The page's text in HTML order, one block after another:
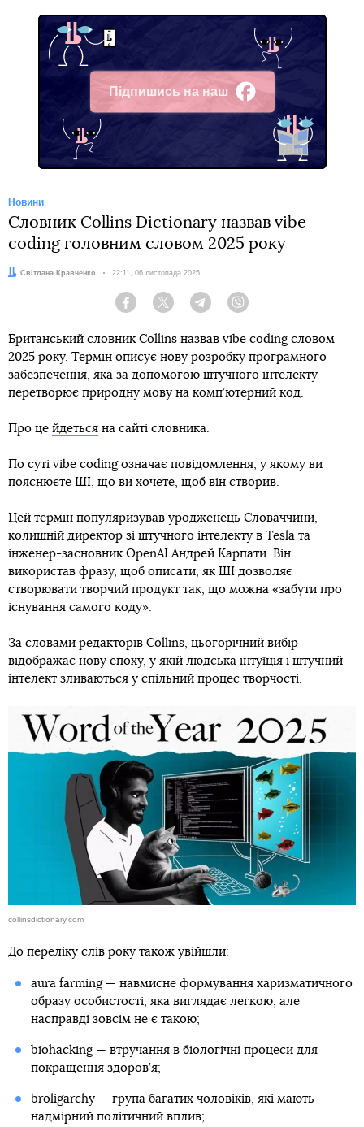
Підпишись на наш
Facebook
Новини
Словник Collins Dictionary назвав vibe
coding головним словом 2025 року
Автор:
Світлана Кравченко Дата:
22:11, 06 листопада 2025
Facebook Twitter Telegram
Британський словник Collins назвав vibe coding словом
2025 року. Термін описує нову розробку програмного
забезпечення, яка за допомогою штучного інтелекту
перетворює природну мову на комп’ютерний код.
Про це йдеться на сайті словника.
По суті vibe coding означає повідомлення, у якому ви
пояснюєте ШІ, що ви хочете, щоб він створив.
Цей термін популяризував уродженець Словаччини,
колишній директор зі штучного інтелекту в Tesla та
інженер-засновник OpenAI Андрей Карпати. Він
використав фразу, щоб описати, як ШІ дозволяє
створювати творчий продукт так, що можна «забути про
існування самого коду».
За словами редакторів Collins, цьогорічний вибір
відображає нову епоху, у якій людська інтуїція і штучний
інтелект зливаються у спільний процес творчості.
collinsdictionary.com
До переліку слів року також увійшли:
aura farming — навмисне формування харизматичного
образу особистості, яка виглядає легкою, але
насправді зовсім не є такою;
biohacking — втручання в біологічні процеси для
покращення здоров’я;
broligarchy — група багатих чоловіків, які мають
надмірний політичний вплив;